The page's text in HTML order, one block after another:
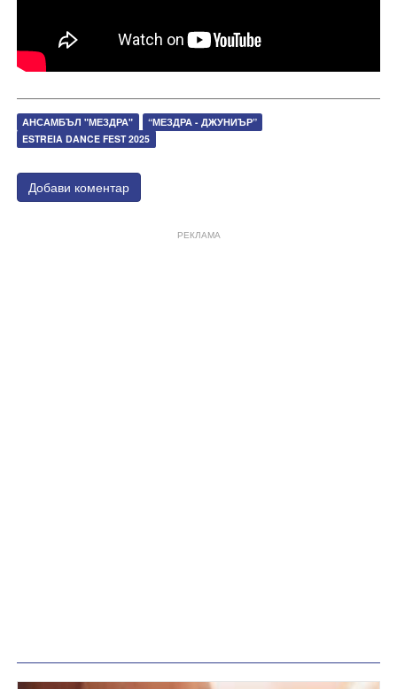
АНСАМБЪЛ "МЕЗДРА"
“МЕЗДРА - ДЖУНИЪР”
ESTREIA DANCE FEST 2025
Добави коментар
РЕКЛАМА